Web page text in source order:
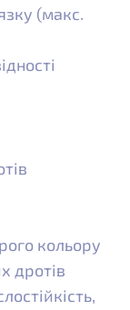
(макс.
кольору
дротів